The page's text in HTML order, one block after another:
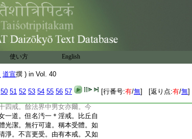
使い方 English
道宣撰 ) in Vol. 40
50 51 52 53 54 55 56 57 [行番号:有/無] [返り点:有/無]
行者。猶如彼死尸。衆所不容
戒。又名不共住者。不得於説
中共住故。問上言若犯此法
此 2 而言。必無重犯。戒亦非
無此入諍論。雜心中解。有戒
犯。律自明斷。隨犯多少一一
初四戒各別。隨重犯淫衆多
妄重犯亦爾。此説
同。故後犯時還隨別犯。如薩
一時發一切戒。不可一時犯一
淫戒。女人身上發得二十一戒。
四戒。餘法界中男女亦爾。今
一道。但名汚一＊淫戒。比丘自
光潔。無行可違。稱本受體。如
淨。不言更受。由有本戒。又如